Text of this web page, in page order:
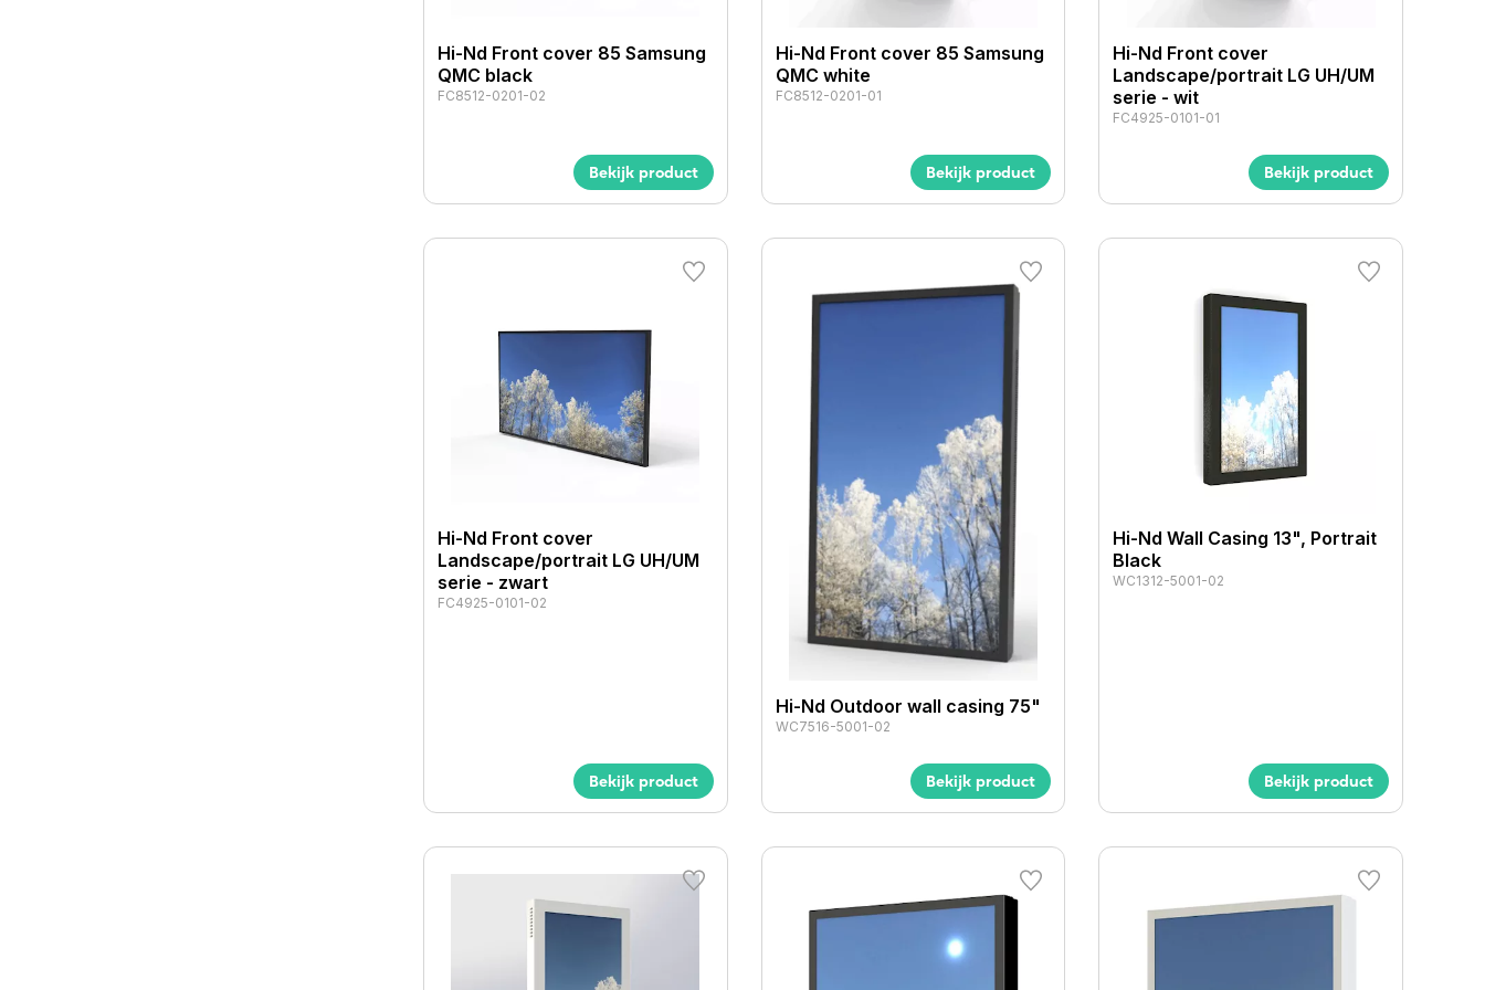
Hi-Nd Front cover 85 Samsung
QMC black
FC8512-0201-02
Bekijk product
Hi-Nd Front cover 85 Samsung
QMC white
FC8512-0201-01
Bekijk product
Hi-Nd Front cover
Landscape/portrait LG UH/UM
serie - wit
FC4925-0101-01
Bekijk product
Hi-Nd Front cover
Landscape/portrait LG UH/UM
serie - zwart
FC4925-0101-02
Bekijk product
Hi-Nd Outdoor wall casing 75"
WC7516-5001-02
Bekijk product
Hi-Nd Wall Casing 13", Portrait
Black
WC1312-5001-02
Bekijk product